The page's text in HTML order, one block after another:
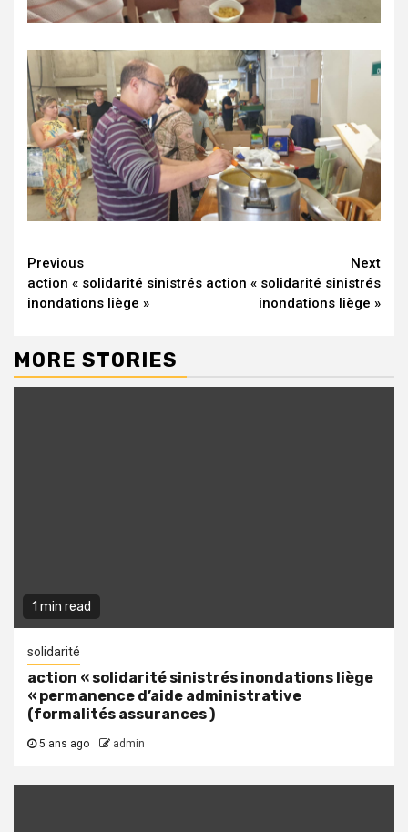
Continue
Reading
Previous
action « solidarité sinistrés
inondations liège »
Next
action « solidarité sinistrés
inondations liège »
MORE STORIES
1 min read
solidarité
action « solidarité sinistrés inondations liège
« permanence d’aide administrative
(formalités assurances )
5 ans ago admin